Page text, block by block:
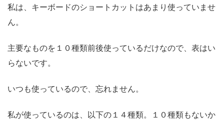
私は、キーボードのショートカットはあまり使っていませ
ん。
主要なものを１０種類前後使っているだけなので、表はい
らないです。
いつも使っているので、忘れません。
私が使っているのは、以下の１４種類。１０種類もないか